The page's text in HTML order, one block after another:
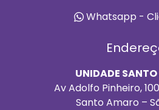
Whatsapp -
UNIDADE
Av Adolfo Pinheiro,
Santo Amaro –